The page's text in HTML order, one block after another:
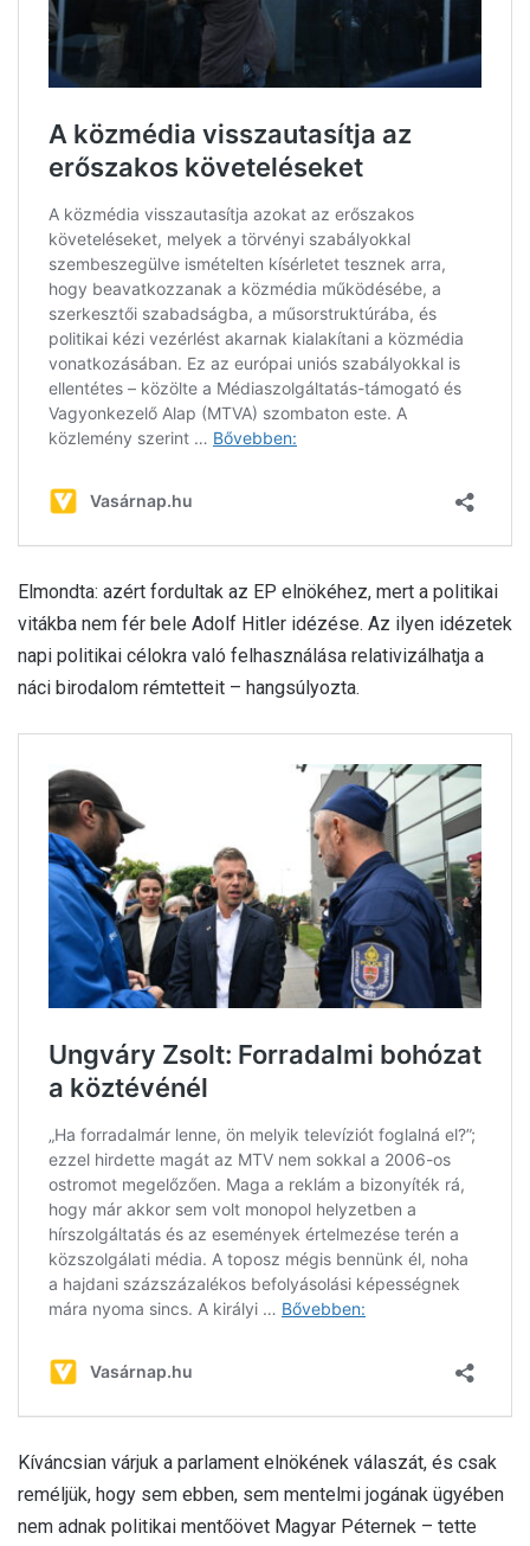
Elmondta: azért fordultak az EP elnökéhez, mert a politikai
vitákba nem fér bele Adolf Hitler idézése. Az ilyen idézetek
napi politikai célokra való felhasználása relativizálhatja a
náci birodalom rémtetteit – hangsúlyozta.
Kíváncsian várjuk a parlament elnökének válaszát, és csak
reméljük, hogy sem ebben, sem mentelmi jogának ügyében
nem adnak politikai mentőövet Magyar Péternek – tette